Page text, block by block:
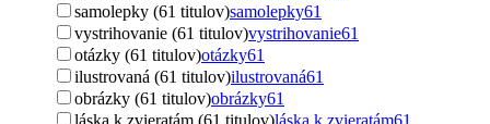
samolepky (61 titulov)samolepky61
vystrihovanie (61 titulov)vystrihovanie61
otázky (61 titulov)otázky61
ilustrovaná (61 titulov)ilustrovaná61
obrázky (61 titulov)obrázky61
láska k zvieratám (61 titulov)láska k zvieratám61